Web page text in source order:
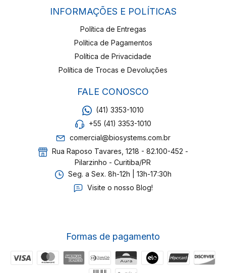
INFORMAÇÕES E POLÍTICAS
Política de Entregas
Política de Pagamentos
Política de Privacidade
Política de Trocas e Devoluções
FALE CONOSCO
(41) 3353-1010
+55 (41) 3353-1010
comercial@biosystems.com.br
Rua Raposo Tavares, 1218 - 82.100-452 -
Pilarzinho - Curitiba/PR
Seg. a Sex. 8h-12h | 13h-17:30h
Visite o nosso Blog!
Formas de pagamento